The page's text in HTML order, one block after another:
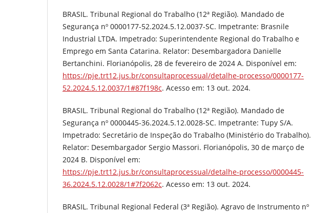
BRASIL. Tribunal Regional do Trabalho (12ª Região). Mandado de
Segurança nº 0000177-52.2024.5.12.0037-SC. Impetrante: Brasnile
Industrial LTDA. Impetrado: Superintendente Regional do Trabalho e
Emprego em Santa Catarina. Relator: Desembargadora Danielle
Bertanchini. Florianópolis, 28 de fevereiro de 2024 A. Disponível em:
https://pje.trt12.jus.br/consultaprocessual/detalhe-processo/0000177-
52.2024.5.12.0037/1#87f198c. Acesso em: 13 out. 2024.
BRASIL. Tribunal Regional do Trabalho (12ª Região). Mandado de
Segurança nº 0000445-36.2024.5.12.0028-SC. Impetrante: Tupy S/A.
Impetrado: Secretário de Inspeção do Trabalho (Ministério do Trabalho).
Relator: Desembargador Sergio Massori. Florianópolis, 30 de março de
2024 B. Disponível em:
https://pje.trt12.jus.br/consultaprocessual/detalhe-processo/0000445-
36.2024.5.12.0028/1#7f2062c. Acesso em: 13 out. 2024.
BRASIL. Tribunal Regional Federal (3ª Região). Agravo de Instrumento nº